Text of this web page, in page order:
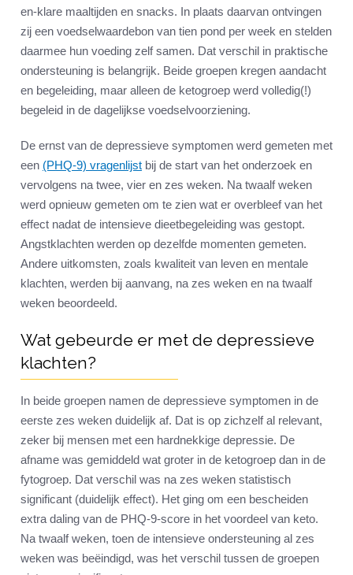
en-klare maaltijden en snacks. In plaats daarvan ontvingen
zij een voedselwaardebon van tien pond per week en stelden
daarmee hun voeding zelf samen. Dat verschil in praktische
ondersteuning is belangrijk. Beide groepen kregen aandacht
en begeleiding, maar alleen de ketogroep werd volledig(!)
begeleid in de dagelijkse voedselvoorziening.
De ernst van de depressieve symptomen werd gemeten met
een (PHQ-9) vragenlijst bij de start van het onderzoek en
vervolgens na twee, vier en zes weken. Na twaalf weken
werd opnieuw gemeten om te zien wat er overbleef van het
effect nadat de intensieve dieetbegeleiding was gestopt.
Angstklachten werden op dezelfde momenten gemeten.
Andere uitkomsten, zoals kwaliteit van leven en mentale
klachten, werden bij aanvang, na zes weken en na twaalf
weken beoordeeld.
Wat gebeurde er met de depressieve
klachten?
In beide groepen namen de depressieve symptomen in de
eerste zes weken duidelijk af. Dat is op zichzelf al relevant,
zeker bij mensen met een hardnekkige depressie. De
afname was gemiddeld wat groter in de ketogroep dan in de
fytogroep. Dat verschil was na zes weken statistisch
significant (duidelijk effect). Het ging om een bescheiden
extra daling van de PHQ-9-score in het voordeel van keto.
Na twaalf weken, toen de intensieve ondersteuning al zes
weken was beëindigd, was het verschil tussen de groepen